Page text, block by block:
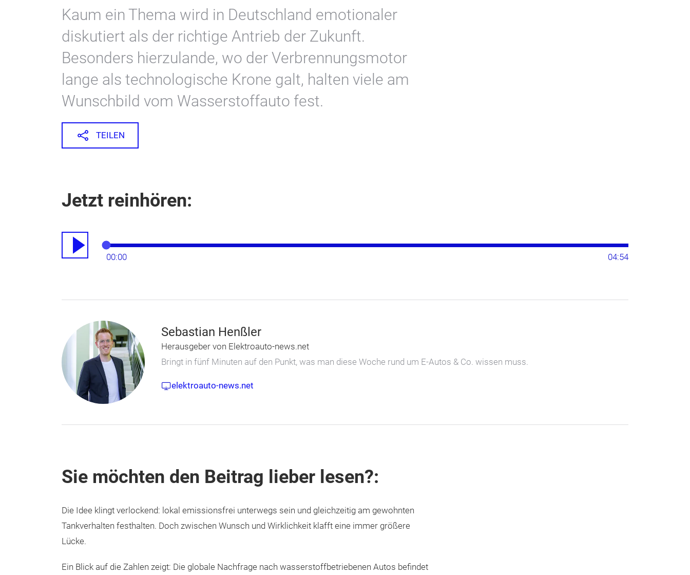
Kaum ein Thema wird in Deutschland emotionaler
diskutiert als der richtige Antrieb der Zukunft.
Besonders hierzulande, wo der Verbrennungsmotor
lange als technologische Krone galt, halten viele am
Wunschbild vom Wasserstoffauto fest.
TEILEN
Jetzt reinhören:
00:00 04:54
Sebastian Henßler
Herausgeber von Elektroauto-news.net
Bringt in fünf Minuten auf den Punkt, was man diese Woche rund um E-Autos & Co. wissen muss.
elektroauto-news.net
Sie möchten den Beitrag lieber lesen?:
Die Idee klingt verlockend: lokal emissionsfrei unterwegs sein und gleichzeitig am gewohnten
Tankverhalten festhalten. Doch zwischen Wunsch und Wirklichkeit klafft eine immer größere
Lücke.
Ein Blick auf die Zahlen zeigt: Die globale Nachfrage nach wasserstoffbetriebenen Autos befindet